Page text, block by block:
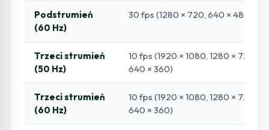
Podstrumień
(60 Hz)
30 fps (1280 × 720, 640 × 480,
Trzeci strumień
(50 Hz)
10 fps (1920 × 1080, 1280 × 720,
640 × 360)
Trzeci strumień
(60 Hz)
10 fps (1920 × 1080, 1280 × 720,
640 × 360)